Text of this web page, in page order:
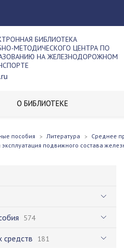
БИБЛИОТЕКА
МЕТОДИЧЕСКОГО ЦЕНТРА ПО
НА ЖЕЛЕЗНОДОРОЖНОМ
О БИБЛИОТЕКЕ
пособия Литература Среднее
эксплуатация подвижного состава
574
181